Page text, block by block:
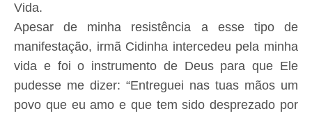
Vida.
Apesar de minha resistência a esse tipo de
manifestação, irmã Cidinha intercedeu pela minha
vida e foi o instrumento de Deus para que Ele
pudesse me dizer: “Entreguei nas tuas mãos um
povo que eu amo e que tem sido desprezado por